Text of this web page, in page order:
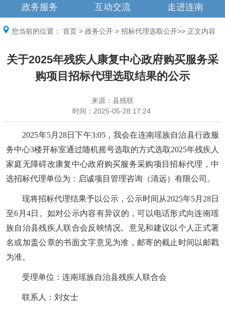
政务服务
互动交流 走进连南
您当前的位置： 首页 > 政务公开 > 招标代理选取公开>> 正文内容
关于2025年残疾人康复中心政府购买服务采
购项目招标代理选取结果的公示
来源：县残联
时间： 2025-05-28 17:24
2025年5月28日下午3:05，我会在连南瑶族自治县行政服
务中心3楼开标室通过随机摇号选取的方式选取2025年残疾人
家庭无障碍改康复中心政府购买服务采购项目招标代理，中
选招标代理单位为： 启诚项目管理咨询（清远）有限公司 。
现将招标代理结果予以公示，公示时间从2025年5月28日
至6月4日。如对公示内容有异议的，可以电话形式向连南瑶
族自治县残疾人联合会反映情况。意见和建议以个人正式署
名或加盖公章的书面文字意见为准，邮寄的截止时间以邮戳
为准。
受理单位：连南瑶族自治县残疾人联合会
联系人：刘女士